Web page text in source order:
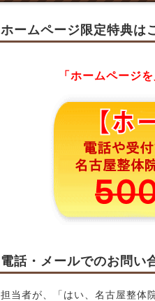
ホームページ限定特典は
「ホームページを
電話・メールでのお問い
担当者が、「はい、名古屋整体